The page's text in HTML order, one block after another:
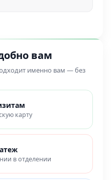
вам
именно вам — без
карту
в отделении